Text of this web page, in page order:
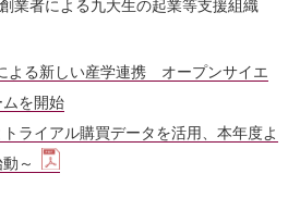
業者による九大生の起業等支援組織
よる新しい産学連携 オープンサイエ
ムを開始
ライアル購買データを活用、本年度よ
～